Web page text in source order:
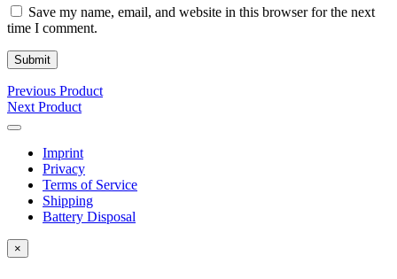
Save my name, email, and website in this browser for the next
time I comment.
Previous Product
Next Product
Imprint
Privacy
Terms of Service
Shipping
Battery Disposal
×